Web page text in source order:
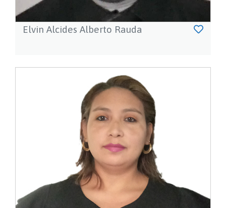
Elvin Alcides Alberto Rauda